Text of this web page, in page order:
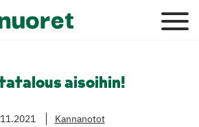
aisoihin!
Kannanotot